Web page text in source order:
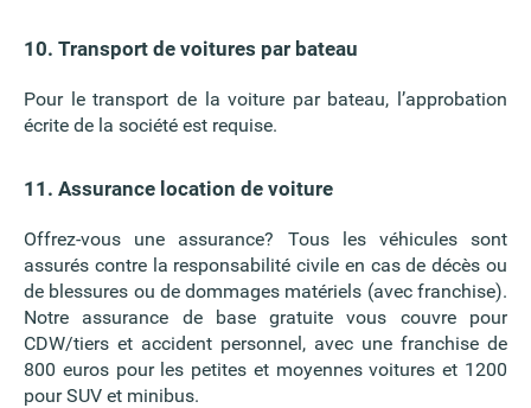
10. Transport de voitures par bateau
Pour le transport de la voiture par bateau, l’approbation
écrite de la société est requise.
11. Assurance location de voiture
Offrez-vous une assurance? Tous les véhicules sont
assurés contre la responsabilité civile en cas de décès ou
de blessures ou de dommages matériels (avec franchise).
Notre assurance de base gratuite vous couvre pour
CDW/tiers et accident personnel, avec une franchise de
800 euros pour les petites et moyennes voitures et 1200
pour SUV et minibus.